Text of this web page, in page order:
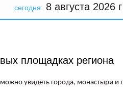
сегодня: 8 августа 2026 г
площадках региона
увидеть города, монастыри и